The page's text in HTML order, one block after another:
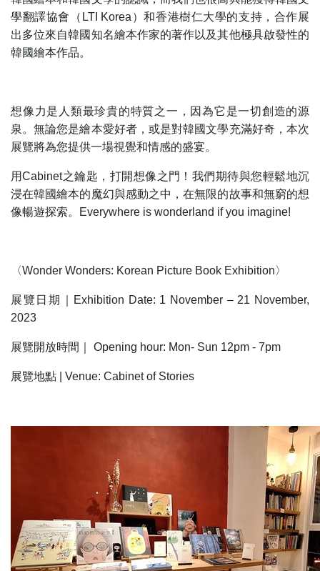
學翻譯協會（LTI Korea）和香港樹仁大學的支持，合作展
出多位來自韓國知名繪本作家的著作以及其他極具啟發性的
韓國繪本作品。
想像力是人類最珍貴的特質之一，因為它是一切創造的源
泉。無論您是繪本愛好者，或是對韓國文學充滿好奇，本次
展覽將為您提供一場視覺和情感的盛宴。
用Cabinet之鑰匙，打開想像之門！我們期待與您輕鬆地沉
浸在韓國繪本的魔幻與感動之中，在無限的故事和無窮的想
像暢遊探索。Everywhere is wonderland if you imagine!
〈Wonder Wonders: Korean Picture Book Exhibition〉
展覽日期｜Exhibition Date: 1 November – 21 November,
2023
展覽開放時間｜ Opening hour: Mon- Sun 12pm - 7pm
展覽地點 | Venue: Cabinet of Stories